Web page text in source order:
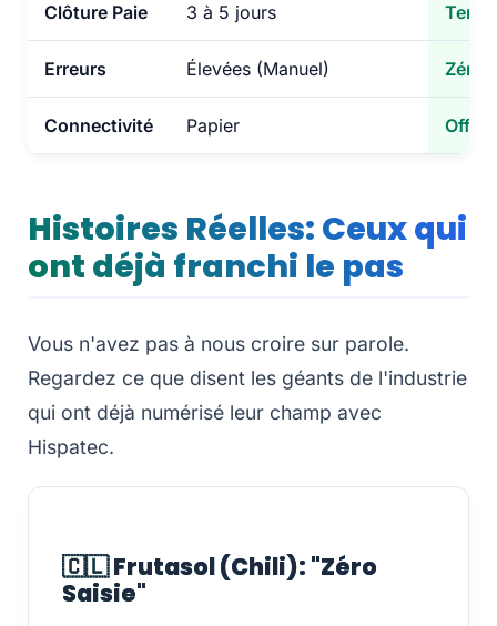
Clôture Paie 3 à 5 jours
Erreurs Élevées (Manuel) Zéro
Connectivité Papier
Histoires Réelles: Ceux qui
ont déjà franchi le pas
Vous n'avez pas à nous croire sur parole.
Regardez ce que disent les géants de l'industrie
qui ont déjà numérisé leur champ avec
Hispatec.
🇨🇱 Frutasol (Chili): "Zéro
Saisie"